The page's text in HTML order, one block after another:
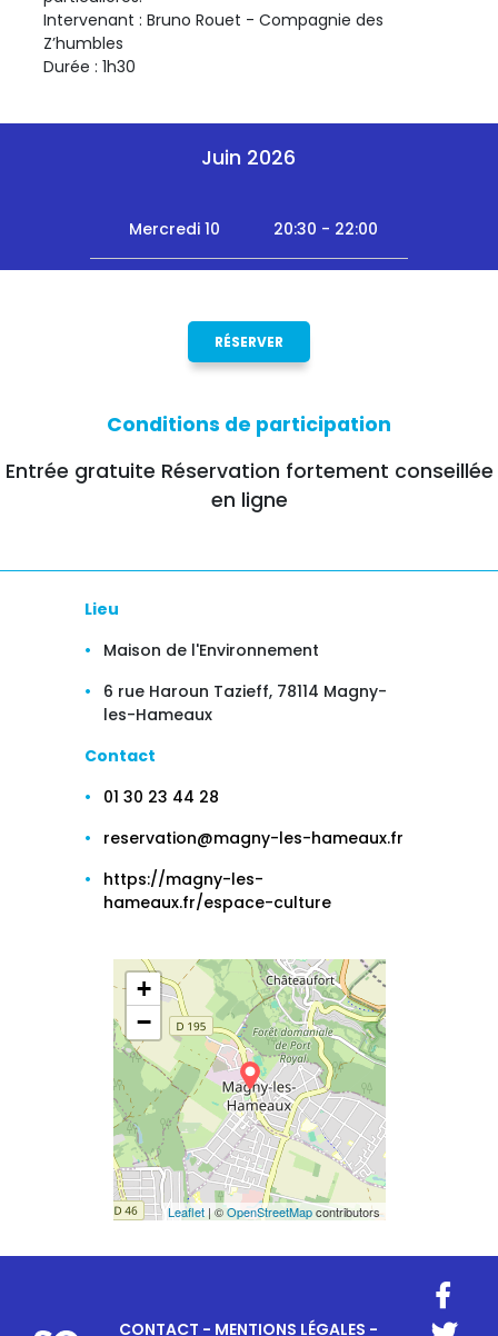
Intervenant : Bruno Rouet - Compagnie des
Z’humbles
Durée : 1h30
Juin 2026
Mercredi 10 20:30 - 22:00
RÉSERVER
Conditions de participation
Entrée gratuite Réservation fortement conseillée
en ligne
Lieu
Maison de l'Environnement
6 rue Haroun Tazieff, 78114 Magny-
les-Hameaux
Contact
01 30 23 44 28
reservation@magny-les-hameaux.fr
https://magny-les-
hameaux.fr/espace-culture
+
−
Leaflet| ©OpenStreetMapcontributors
CONTACT - MENTIONS LÉGALES -